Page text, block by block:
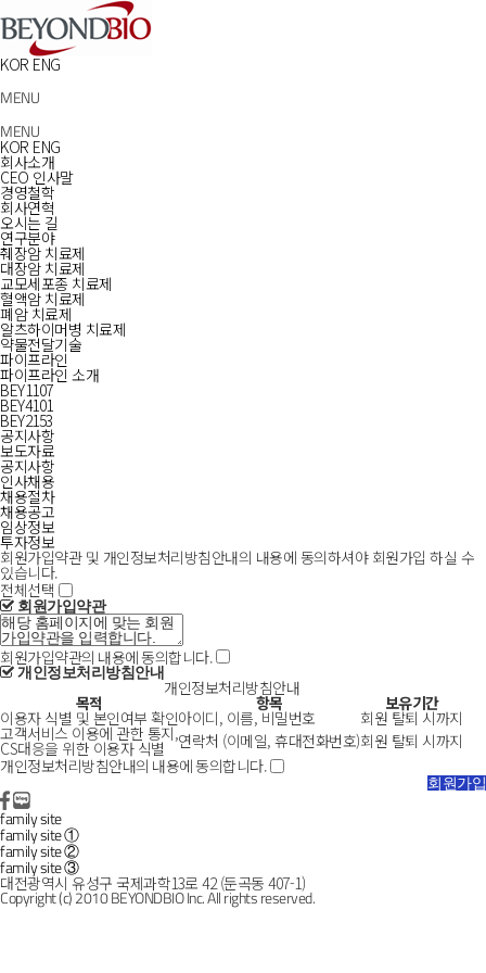
KOR ENG
MENU
MENU
KOR ENG
회사소개
CEO 인사말
경영철학
회사연혁
오시는 길
연구분야
췌장암 치료제
대장암 치료제
교모세포종 치료제
혈액암 치료제
폐암 치료제
알츠하이머병 치료제
약물전달기술
파이프라인
파이프라인 소개
BEY1107
BEY4101
BEY2153
공지사항
보도자료
공지사항
인사채용
채용절차
채용공고
임상정보
투자정보
회원가입약관 및 개인정보처리방침안내의 내용에 동의하셔야 회원가입 하실 수
있습니다.
전체선택
회원가입약관
회원가입약관의 내용에 동의합니다.
개인정보처리방침안내
개인정보처리방침안내
목적 항목 보유기간
이용자 식별 및 본인여부 확인아이디, 이름, 비밀번호 회원 탈퇴 시까지
고객서비스 이용에 관한 통지,
CS대응을 위한 이용자 식별 연락처 (이메일, 휴대전화번호)회원 탈퇴 시까지
개인정보처리방침안내의 내용에 동의합니다.
family site
family site ①
family site ②
family site ③
대전광역시 유성구 국제과학13로 42 (둔곡동 407-1)
Copyright (c) 2010 BEYONDBIO Inc. All rights reserved.